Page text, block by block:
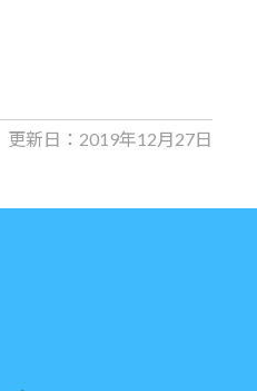
更新日：2019年12月27日